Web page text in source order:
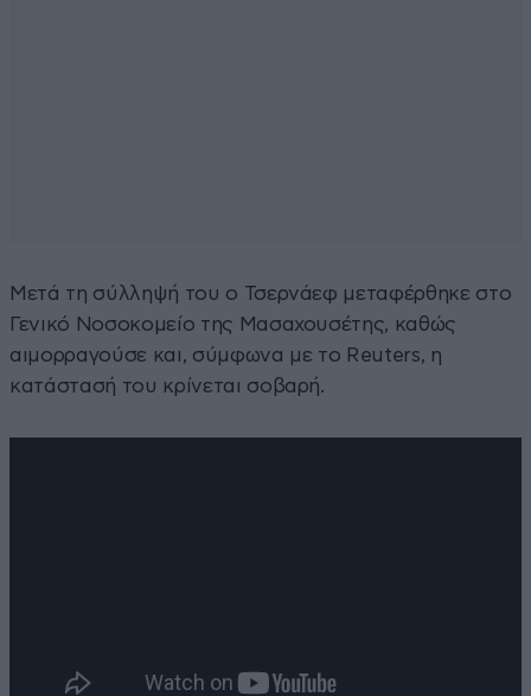
Μετά τη σύλληψή του ο Τσερνάεφ μεταφέρθηκε στο
Γενικό Νοσοκομείο της Μασαχουσέτης, καθώς
αιμορραγούσε και, σύμφωνα με το Reuters, η
κατάστασή του κρίνεται σοβαρή.